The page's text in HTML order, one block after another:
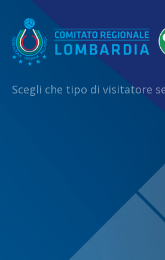
Scegli che tipo di visitatore